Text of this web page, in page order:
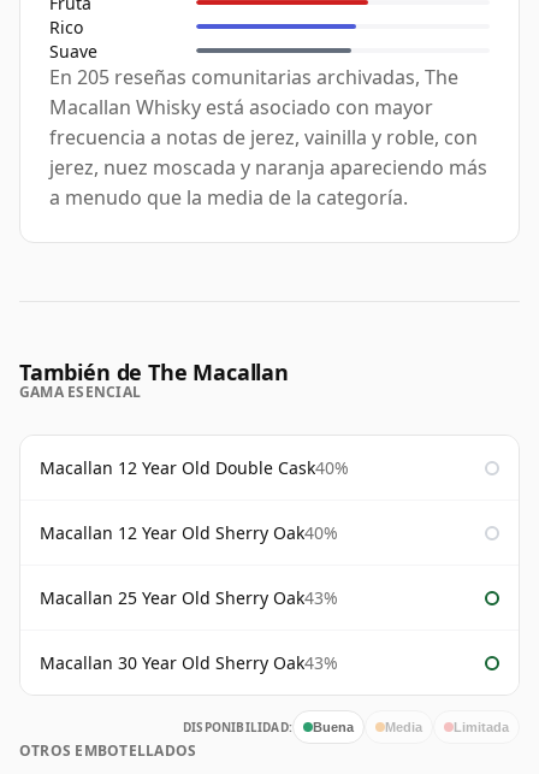
Rico
Suave
En 205 reseñas comunitarias archivadas, The
Macallan Whisky está asociado con mayor
frecuencia a notas de jerez, vainilla y roble, con
jerez, nuez moscada y naranja apareciendo más
a menudo que la media de la categoría.
También de The Macallan
GAMA ESENCIAL
Macallan 12 Year Old Double Cask40%
Macallan 12 Year Old Sherry Oak40%
Macallan 25 Year Old Sherry Oak43%
Macallan 30 Year Old Sherry Oak43%
DISPONIBILIDAD: Buena Media Limitada
OTROS EMBOTELLADOS